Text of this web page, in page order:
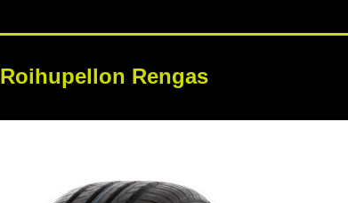
Roihupellon RengasRENKAAT